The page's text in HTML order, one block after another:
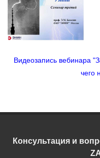
Видеозапись вебинара
чего
Консультация и